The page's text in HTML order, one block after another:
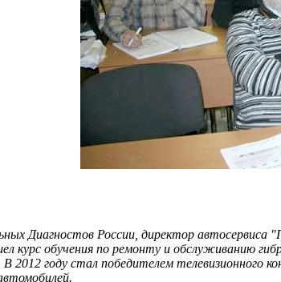
Диагностов России, директор автосервиса
курс обучения по ремонту и обслуживанию
В 2012 году стал победителем